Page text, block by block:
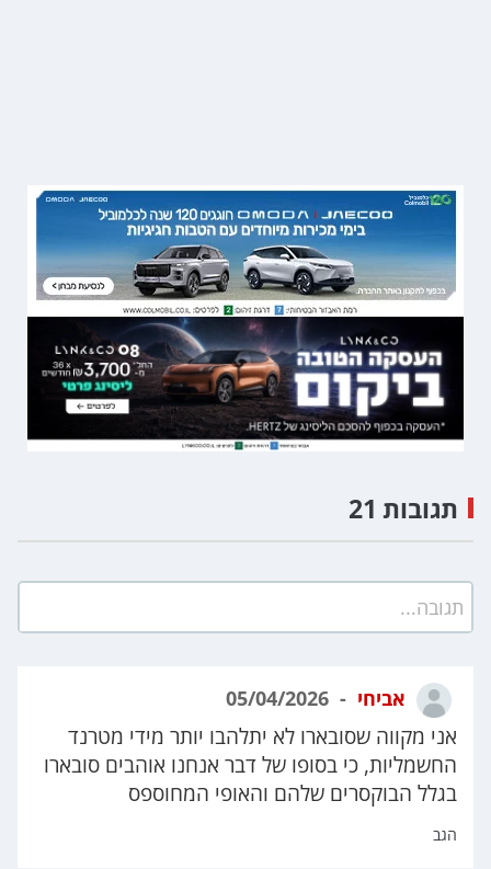
תגובה...
אביחי
אני מקווה שסובארו לא יתלהבו יותר מידי מטרנד
החשמליות, כי בסופו של דבר אנחנו אוהבים סובארו
בגלל הבוקסרים שלהם והאופי המחוספס
הגב